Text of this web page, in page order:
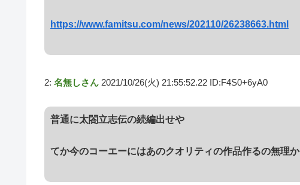
https://www.famitsu.com/news/202110/26238663.html
2: 名無しさん 2021/10/26(火) 21:55:52.22 ID:F4S0+6yA0
普通に太閤立志伝の続編出せや
てか今のコーエーにはあのクオリティの作品作るの無理か